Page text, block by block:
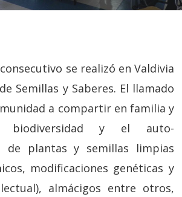
se realizó en Valdivia
Semillas y Saberes. El llamado
a compartir en familia y
biodiversidad y el auto-
de plantas y semillas limpias
modificaciones genéticas y
almácigos entre otros,